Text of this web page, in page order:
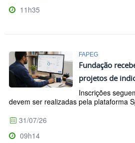
11h35
FAPEG
Fundação
projetos de
Inscrições
devem ser realizadas pela plataforma
31/07/26
09h14